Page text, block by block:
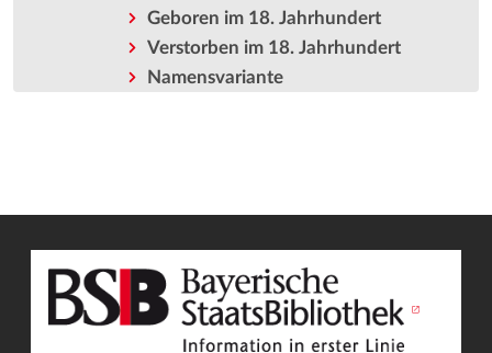
Geboren im 18. Jahrhundert
Verstorben im 18. Jahrhundert
Namensvariante